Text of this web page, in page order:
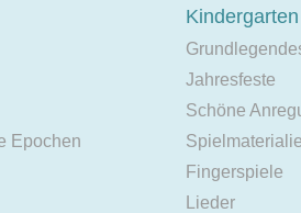
Epochen
Kindergarten
Jahresfeste
Schöne
Fingerspiele
Lieder